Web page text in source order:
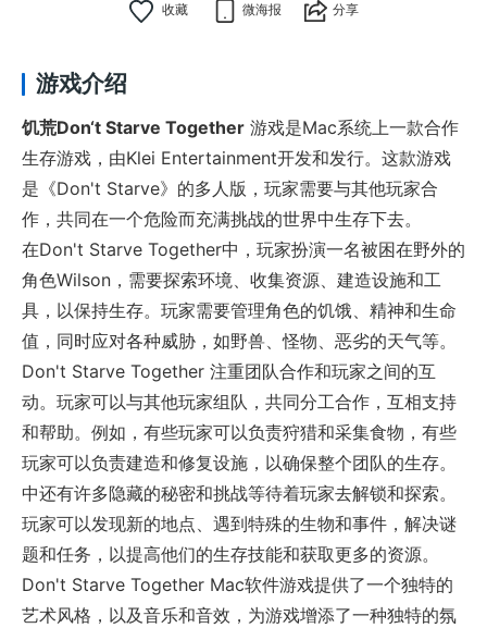
微海报 分享
游戏介绍
饥荒Don‘t Starve Together 游戏是Mac系统上一款合作
生存游戏，由Klei Entertainment开发和发行。这款游戏
是《Don't Starve》的多人版，玩家需要与其他玩家合
作，共同在一个危险而充满挑战的世界中生存下去。
在Don't Starve Together中，玩家扮演一名被困在野外的
角色Wilson，需要探索环境、收集资源、建造设施和工
具，以保持生存。玩家需要管理角色的饥饿、精神和生命
值，同时应对各种威胁，如野兽、怪物、恶劣的天气等。
Don't Starve Together 注重团队合作和玩家之间的互
动。玩家可以与其他玩家组队，共同分工合作，互相支持
和帮助。例如，有些玩家可以负责狩猎和采集食物，有些
玩家可以负责建造和修复设施，以确保整个团队的生存。
中还有许多隐藏的秘密和挑战等待着玩家去解锁和探索。
玩家可以发现新的地点、遇到特殊的生物和事件，解决谜
题和任务，以提高他们的生存技能和获取更多的资源。
Don't Starve Together Mac软件游戏提供了一个独特的
艺术风格，以及音乐和音效，为游戏增添了一种独特的氛